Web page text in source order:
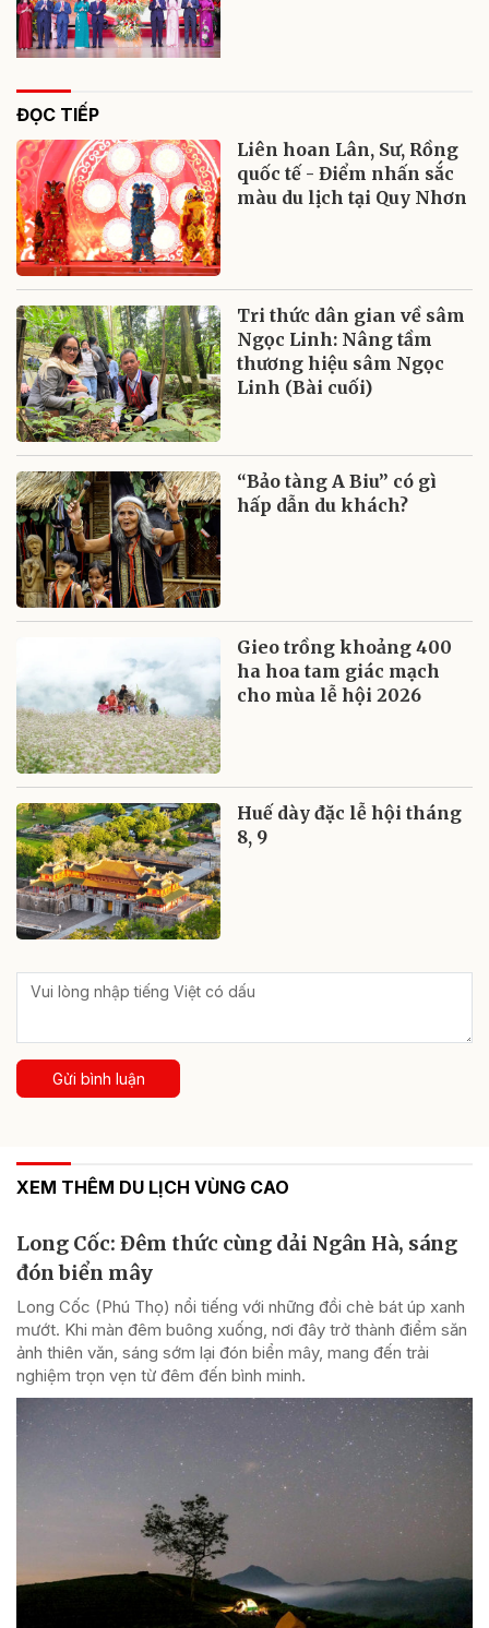
ĐỌC TIẾP
Liên hoan Lân, Sư, Rồng
quốc tế - Điểm nhấn sắc
màu du lịch tại Quy Nhơn
Tri thức dân gian về sâm
Ngọc Linh: Nâng tầm
thương hiệu sâm Ngọc
Linh (Bài cuối)
“Bảo tàng A Biu” có gì
hấp dẫn du khách?
Gieo trồng khoảng 400
ha hoa tam giác mạch
cho mùa lễ hội 2026
Huế dày đặc lễ hội tháng
8, 9
Gửi bình luận
XEM THÊM DU LỊCH VÙNG CAO
Long Cốc: Đêm thức cùng dải Ngân Hà, sáng
đón biển mây
Long Cốc (Phú Thọ) nổi tiếng với những đồi chè bát úp xanh
mướt. Khi màn đêm buông xuống, nơi đây trở thành điểm săn
ảnh thiên văn, sáng sớm lại đón biển mây, mang đến trải
nghiệm trọn vẹn từ đêm đến bình minh.